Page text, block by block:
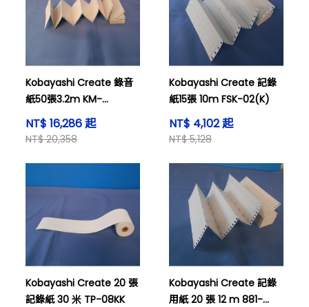
Kobayashi Create 錄音
紙50張3.2m KM-
4014KM-1044
NT$ 16,286 起
NT$ 20,358
Kobayashi Create 記錄
紙15張 10m FSK-02(K)
NT$ 4,102 起
NT$ 5,128
Kobayashi Create 20 張
記錄紙 30 米 TP-08KK
Kobayashi Create 記錄
用紙 20 張 12 m 881-